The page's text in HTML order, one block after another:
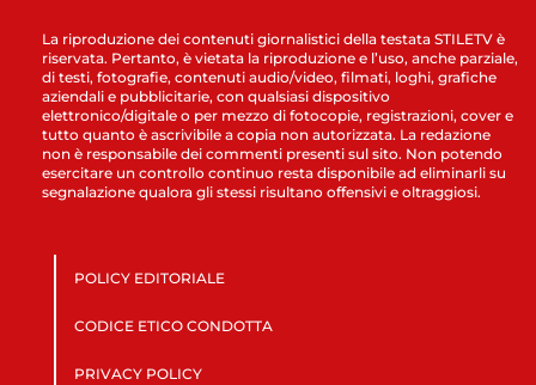
La riproduzione dei contenuti giornalistici della testata STILETV è
riservata. Pertanto, è vietata la riproduzione e l’uso, anche parziale,
di testi, fotografie, contenuti audio/video, filmati, loghi, grafiche
aziendali e pubblicitarie, con qualsiasi dispositivo
elettronico/digitale o per mezzo di fotocopie, registrazioni, cover e
tutto quanto è ascrivibile a copia non autorizzata. La redazione
non è responsabile dei commenti presenti sul sito. Non potendo
esercitare un controllo continuo resta disponibile ad eliminarli su
segnalazione qualora gli stessi risultano offensivi e oltraggiosi.
POLICY EDITORIALE
CODICE ETICO CONDOTTA
PRIVACY POLICY